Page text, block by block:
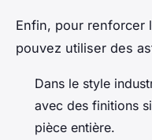
Enfin, pour renforcer
pouvez utiliser des
Dans le style
avec des finitions
pièce entière.